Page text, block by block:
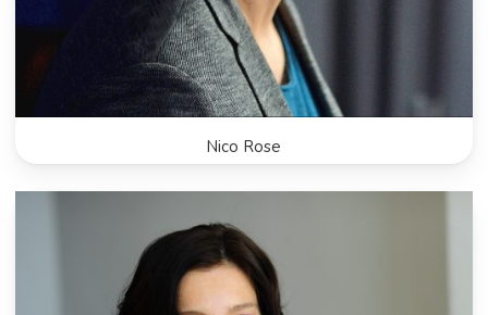
Nico Rose